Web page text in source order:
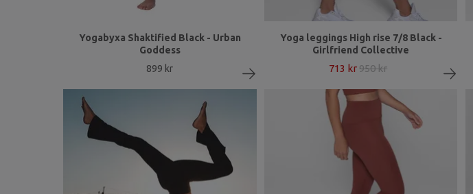
Yogabyxa Shaktified Black - Urban
Goddess
899 kr
Yoga leggings High rise 7/8 Black -
Girlfriend Collective
713 kr 950 kr